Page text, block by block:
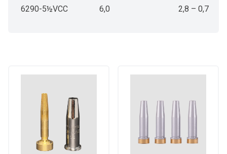
6290-5½VCC
6,0 2,8 – 0,7